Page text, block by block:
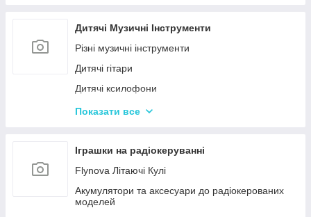
Тривимірні пазли-конструктори
Металеві конструктори
Дитячі Музичні Інструменти
Різні музичні інструменти
Дитячі гітари
Дитячі ксилофони
Дитячі Синтезатори та Піаніно
Показати все
Іграшки на радіокеруванні
Flynova Літаючі Кулі
Акумулятори та аксесуари до радіокерованих
моделей